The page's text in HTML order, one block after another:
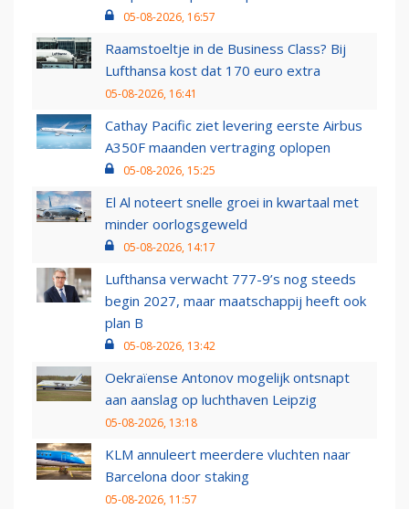
05-08-2026, 16:57
Raamstoeltje in de Business Class? Bij
Lufthansa kost dat 170 euro extra
05-08-2026, 16:41
Cathay Pacific ziet levering eerste Airbus
A350F maanden vertraging oplopen
05-08-2026, 15:25
El Al noteert snelle groei in kwartaal met
minder oorlogsgeweld
05-08-2026, 14:17
Lufthansa verwacht 777-9’s nog steeds
begin 2027, maar maatschappij heeft ook
plan B
05-08-2026, 13:42
Oekraïense Antonov mogelijk ontsnapt
aan aanslag op luchthaven Leipzig
05-08-2026, 13:18
KLM annuleert meerdere vluchten naar
Barcelona door staking
05-08-2026, 11:57